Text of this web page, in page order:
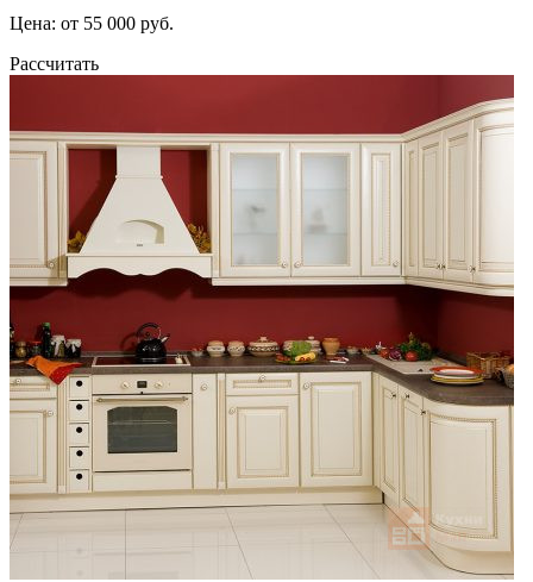
Цена: от 55 000 руб.
Рассчитать